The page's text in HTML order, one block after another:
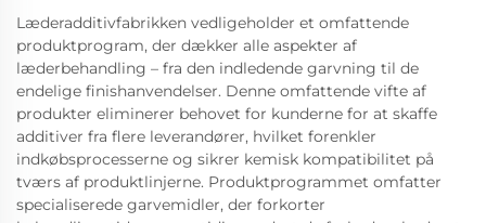
Læderadditivfabrikken vedligeholder et omfattende
produktprogram, der dækker alle aspekter af
læderbehandling – fra den indledende garvning til de
endelige finishanvendelser. Denne omfattende vifte af
produkter eliminerer behovet for kunderne for at skaffe
additiver fra flere leverandører, hvilket forenkler
indkøbsprocesserne og sikrer kemisk kompatibilitet på
tværs af produktlinjerne. Produktprogrammet omfatter
specialiserede garvemidler, der forkorter